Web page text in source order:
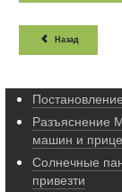
Назад
Разъяснение
машин и
Солнечные
привезти